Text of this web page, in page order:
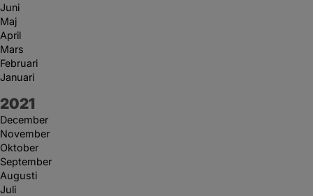
Juni
Maj
April
Mars
Februari
Januari
År:
2021
December
November
Oktober
September
Augusti
Juli